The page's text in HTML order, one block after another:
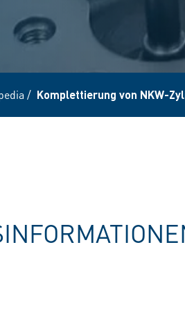
/ Komplettierung von NKW-